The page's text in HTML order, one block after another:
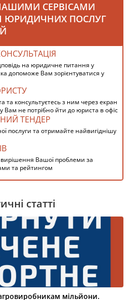
СЕРВІСАМИ
ЮРИДИЧНИХ ПОСЛУГ
на юридичне питання у
допоможе Вам зорієнтуватися у
та консультуєтесь з ним через екран
Вам не потрібно йти до юриста в офіс
ТЕНДЕР
послуги та отримайте найвигіднішу
Вашої проблеми за
та рейтингом
статті
мільйони.